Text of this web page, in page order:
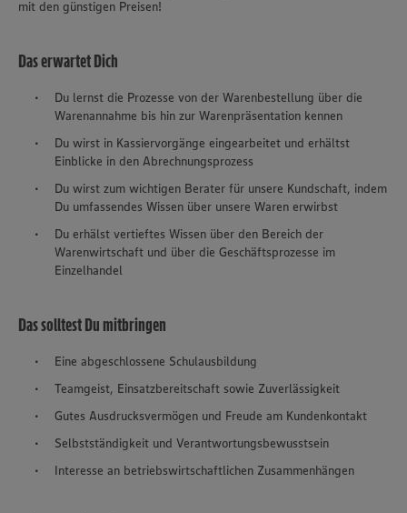
mit den günstigen Preisen!
Das erwartet Dich
Du lernst die Prozesse von der Warenbestellung über die
Warenannahme bis hin zur Warenpräsentation kennen
Du wirst in Kassiervorgänge eingearbeitet und erhältst
Einblicke in den Abrechnungsprozess
Du wirst zum wichtigen Berater für unsere Kundschaft, indem
Du umfassendes Wissen über unsere Waren erwirbst
Du erhälst vertieftes Wissen über den Bereich der
Warenwirtschaft und über die Geschäftsprozesse im
Einzelhandel
Das solltest Du mitbringen
Eine abgeschlossene Schulausbildung
Teamgeist, Einsatzbereitschaft sowie Zuverlässigkeit
Gutes Ausdrucksvermögen und Freude am Kundenkontakt
Selbstständigkeit und Verantwortungsbewusstsein
Interesse an betriebswirtschaftlichen Zusammenhängen